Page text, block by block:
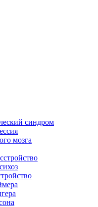
синдром
мозга